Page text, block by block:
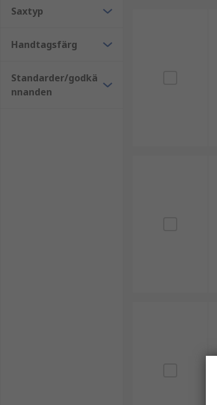
Saxtyp
Handtagsfärg
Standarder/godkä
nnanden